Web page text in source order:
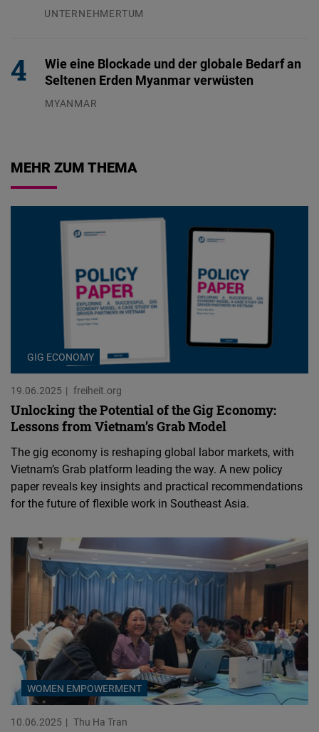
UNTERNEHMERTUM
Wie eine Blockade und der globale Bedarf an
Seltenen Erden Myanmar verwüsten
MYANMAR
MEHR ZUM THEMA
GIG ECONOMY
19.06.2025 freiheit.org
Unlocking the Potential of the Gig Economy:
Lessons from Vietnam’s Grab Model
The gig economy is reshaping global labor markets, with
Vietnam’s Grab platform leading the way. A new policy
paper reveals key insights and practical recommendations
for the future of flexible work in Southeast Asia.
WOMEN EMPOWERMENT
10.06.2025 Thu Ha Tran